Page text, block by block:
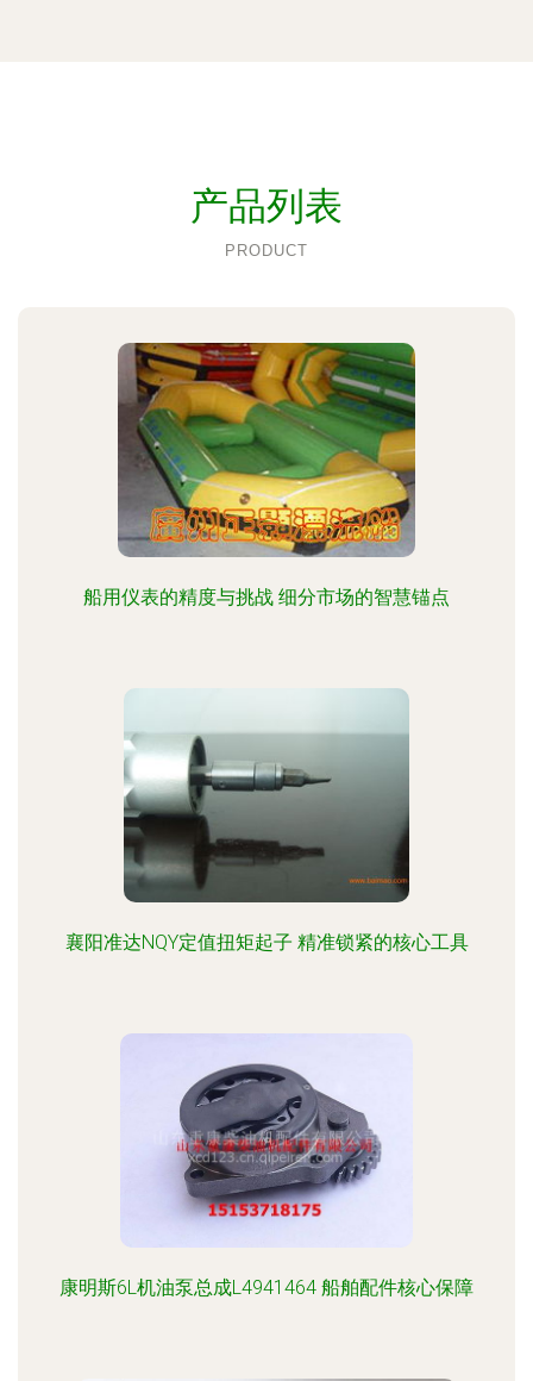
产品列表
PRODUCT
船用仪表的精度与挑战 细分市场的智慧锚点
襄阳准达NQY定值扭矩起子 精准锁紧的核心工具
康明斯6L机油泵总成L4941464 船舶配件核心保障